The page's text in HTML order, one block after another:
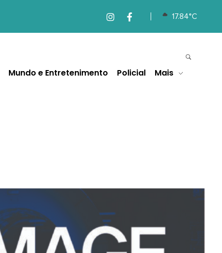
17.84°C
Mundo e Entretenimento Policial Mais